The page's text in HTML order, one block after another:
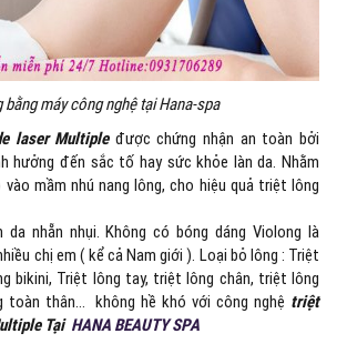
máy công nghệ tại Hana-spa
laser Multipleđược chứng nhận an toàn bởi
hưởng đến sắc tố hay sức khỏe làn da. Nhằm
mầm nhú nang lông, cho hiệu quả triệt lông
da nhẵn nhụi. Không có bóng dáng Violong là
chị em ( kể cả Nam giới ). Loại bỏ lông : Triệt
bikini, Triệt lông tay, triệt lông chân, triệt lông
toàn thân… không hề khó với công nghệ triệt
Tại HANA BEAUTY SPA